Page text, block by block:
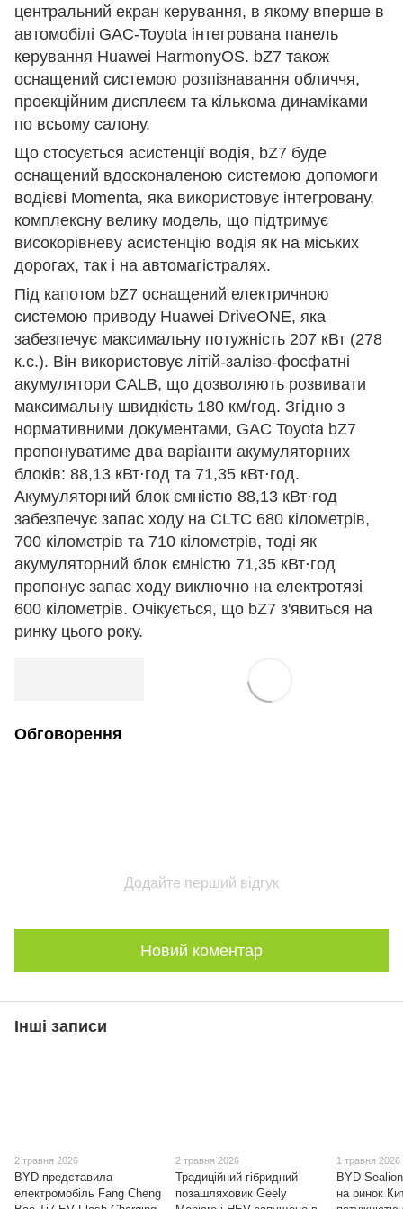
центральний екран керування, в якому вперше в
автомобілі GAC-Toyota інтегрована панель
керування Huawei HarmonyOS. bZ7 також
оснащений системою розпізнавання обличчя,
проекційним дисплеєм та кількома динаміками
по всьому салону.
Що стосується асистенції водія, bZ7 буде
оснащений вдосконаленою системою допомоги
водієві Momenta, яка використовує інтегровану,
комплексну велику модель, що підтримує
високорівневу асистенцію водія як на міських
дорогах, так і на автомагістралях.
Під капотом bZ7 оснащений електричною
системою приводу Huawei DriveONE, яка
забезпечує максимальну потужність 207 кВт (278
к.с.). Він використовує літій-залізо-фосфатні
акумулятори CALB, що дозволяють розвивати
максимальну швидкість 180 км/год. Згідно з
нормативними документами, GAC Toyota bZ7
пропонуватиме два варіанти акумуляторних
блоків: 88,13 кВт⋅год та 71,35 кВт⋅год.
Акумуляторний блок ємністю 88,13 кВт⋅год
забезпечує запас ходу на CLTC 680 кілометрів,
700 кілометрів та 710 кілометрів, тоді як
акумуляторний блок ємністю 71,35 кВт⋅год
пропонує запас ходу виключно на електротязі
600 кілометрів. Очікується, що bZ7 з'явиться на
ринку цього року.
Обговорення
Додайте перший відгук
Новий коментар
Інші записи
2 травня 2026
BYD представила
електромобіль Fang Cheng
2 травня 2026
Традиційний гібридний
позашляховик Geely
1 травня 2026
BYD
на ринок